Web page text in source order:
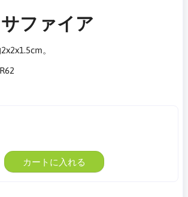
ファイア
。
カートに入れる